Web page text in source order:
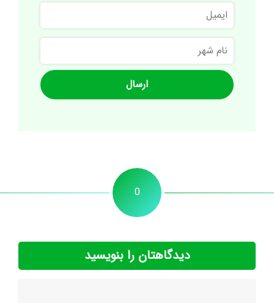
ایمیل
نام
شهر
0
دیدگاهتان را بنویسید